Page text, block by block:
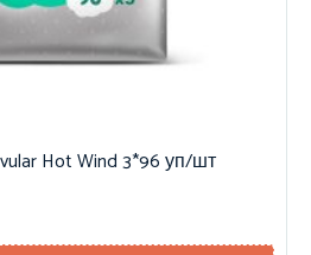
Hot Wind 3*96 уп/шт